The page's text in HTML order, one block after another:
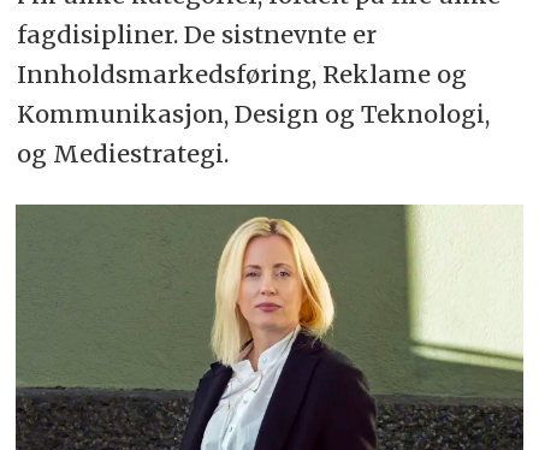
fagdisipliner. De sistnevnte er
Innholdsmarkedsføring, Reklame og
Kommunikasjon, Design og Teknologi,
og Mediestrategi.